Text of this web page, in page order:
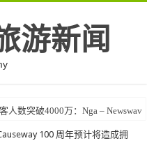
游新闻
人数突破4000万：Nga – Newswav
100 周年预计将造成拥